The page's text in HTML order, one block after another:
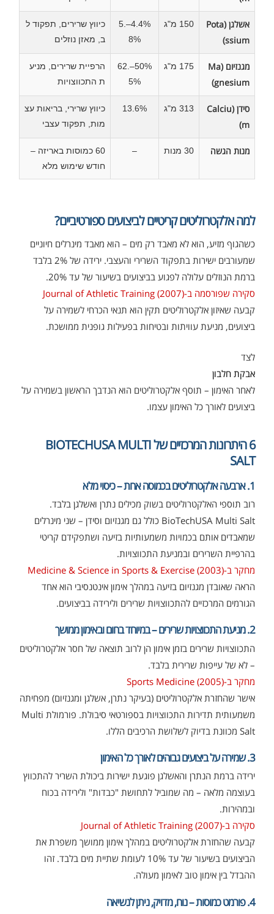
אשלגן (Pota
ssium)
150 מ"ג
4.4%–5.
8%
כיווץ שרירים, תפקוד ל
ב, מאזן נוזלים
מגנזיום (Ma
gnesium)
175 מ"ג
50%–62.
5%
הרפיית שרירים, מניע
ת התכווצויות
סידן (Calciu
m)
313 מ"ג 13.6%
כיווץ שרירי, בריאות עצ
מות, תפקוד עצבי
מנות הגשה 30 מנות –
60 כמוסות באריזה –
חודש שימוש מלא
למה אלקטרוליטים קריטיים לביצועים ספורטיביים?
כשהגוף מזיע, הוא לא מאבד רק מים – הוא מאבד מינרלים חיוניים
שמעורבים ישירות בתפקוד השרירי והעצבי. ירידה של 2% בלבד
ברמת הנוזלים עלולה לפגוע בביצועים בשיעור של עד 20%.
סקירה שפורסמה ב-Journal of Athletic Training (2007)
קבעה שאיזון אלקטרוליטים תקין הוא תנאי הכרחי לשמירה על
ביצועים, מניעת עוויתות ובטיחות בפעילות גופנית ממושכת.
לצד
אבקת חלבון
לאחר האימון – תוסף אלקטרוליטים הוא הנדבך הראשון בשמירה על
ביצועים לאורך כל האימון עצמו.
6 היתרונות המרכזיים של BIOTECHUSA MULTI
SALT
1. ארבעה אלקטרוליטים בכמוסה אחת – כיסוי מלא
רוב תוספי האלקטרוליטים בשוק מכילים נתרן ואשלגן בלבד.
BioTechUSA Multi Salt כולל גם מגנזיום וסידן – שני מינרלים
שמאבדים אותם בכמויות משמעותיות בזיעה ושתפקידם קריטי
בהרפיית השרירים ובמניעת התכווצויות.
מחקר ב-Medicine & Science in Sports & Exercise (2003)
הראה שאובדן מגנזיום בזיעה במהלך אימון אינטנסיבי הוא אחד
הגורמים המרכזיים להתכווצויות שרירים ולירידה בביצועים.
2. מניעת התכווצויות שרירים – במיוחד בחום ובאימון ממושך
התכווצויות שרירים בזמן אימון הן לרוב תוצאה של חסר אלקטרוליטים
– לא של עייפות שרירית בלבד.
מחקר ב-Sports Medicine (2005)
אישר שהחזרת אלקטרוליטים (בעיקר נתרן, אשלגן ומגנזיום) מפחיתה
משמעותית תדירות התכווצויות בספורטאי סיבולת. פורמולת Multi
Salt מכוונת בדיוק לשלושת הרכיבים הללו.
3. שמירה על ביצועים גבוהים לאורך כל האימון
ירידה ברמת הנתרן והאשלגן פוגעת ישירות ביכולת השריר להתכווץ
בעוצמה מלאה – מה שמוביל לתחושת "כבדות" ולירידה בכוח
ובמהירות.
סקירה ב-Journal of Athletic Training (2007)
קבעה שהחזרת אלקטרוליטים במהלך אימון ממושך משפרת את
הביצועים בשיעור של עד 10% לעומת שתיית מים בלבד. זהו
ההבדל בין אימון טוב לאימון מעולה.
4. פורמט כמוסות – נוח, מדויק, ניתן לנשיאה